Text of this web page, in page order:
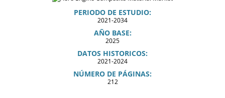
PERIODO DE ESTUDIO:
2021-2034
AÑO BASE:
2025
DATOS HISTORICOS:
2021-2024
NÚMERO DE PÁGINAS:
212